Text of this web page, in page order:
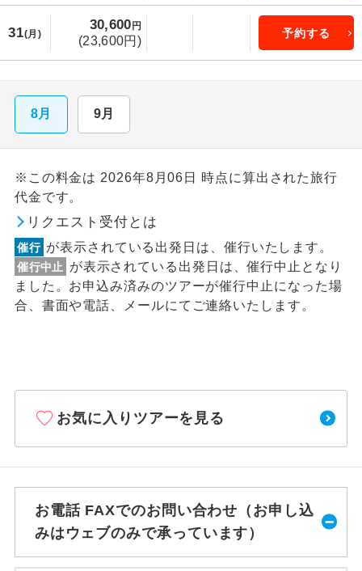
31(月)
30,600 円
(23,600円)
予約する
8月 9月
※この料金は 2026年8月06日 時点に算出された旅行
代金です。
リクエスト受付とは
催行 が表示されている出発日は、催行いたします。
催行中止
が表示されている出発日は、催行中止となり
ました。お申込み済みのツアーが催行中止になった場
合、書面や電話、メールにてご連絡いたします。
お気に入りツアーを見る
お電話 FAXでのお問い合わせ（お申し込
みはウェブのみで承っています）